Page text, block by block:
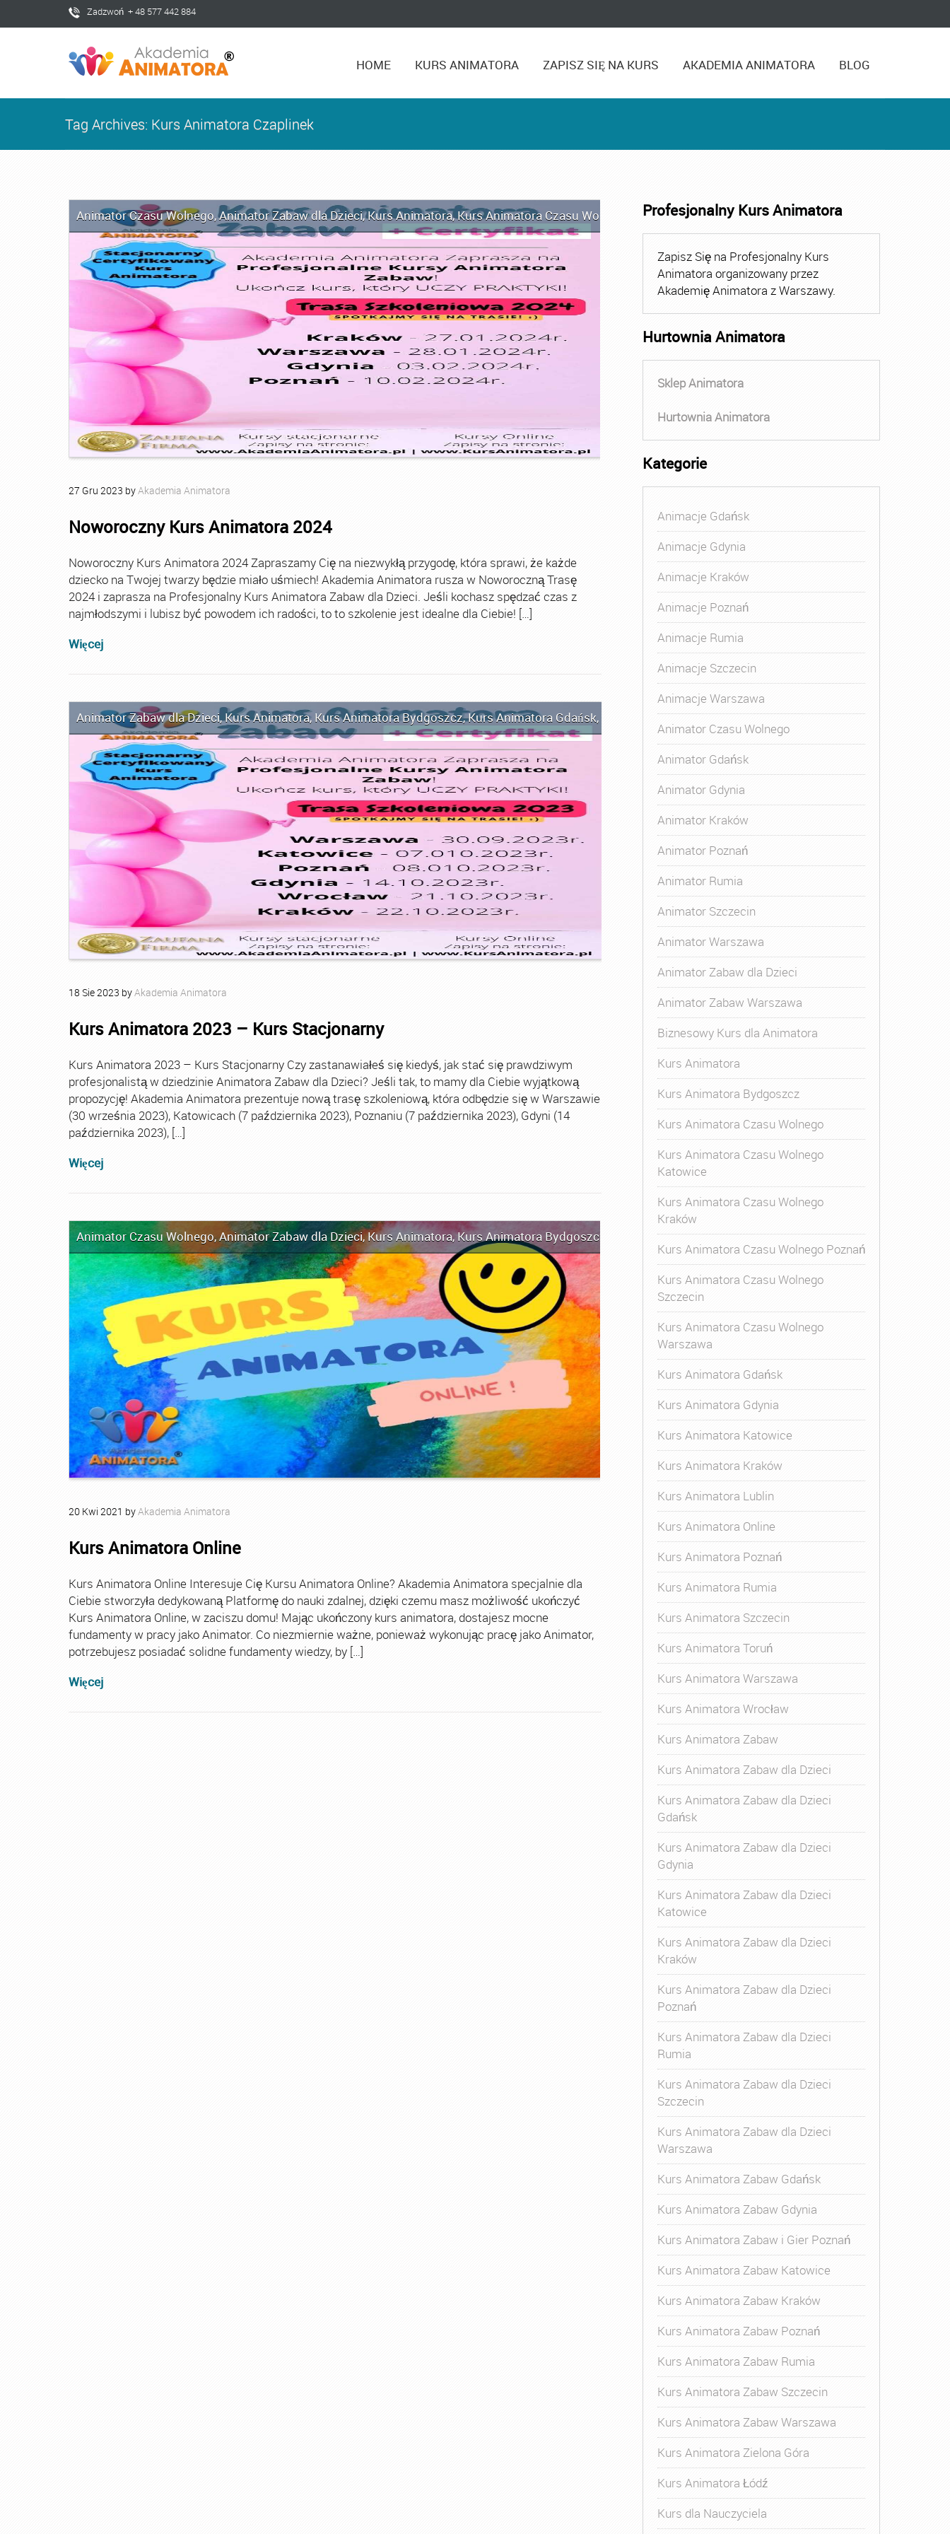
Zadzwoń + 48 577 442 884
HOME KURS ANIMATORA ZAPISZ SIĘ NA KURS AKADEMIA ANIMATORA BLOG
Tag Archives: Kurs Animatora Czaplinek
Animator Czasu Wolnego,Animator Zabaw dla Dzieci,Kurs Animatora,Kurs Animatora Czasu Wolnego Kurs Animatora Czasu Wolnego Warszawa
27 Gru 2023 byAkademia Animatora
Noworoczny Kurs Animatora 2024
Noworoczny Kurs Animatora 2024 Zapraszamy Cię na niezwykłą przygodę, która sprawi, że każde
dziecko na Twojej twarzy będzie miało uśmiech! Akademia Animatora rusza w Noworoczną Trasę
2024 i zaprasza na Profesjonalny Kurs Animatora Zabaw dla Dzieci. Jeśli kochasz spędzać czas z
najmłodszymi i lubisz być powodem ich radości, to to szkolenie jest idealne dla Ciebie! […]
Więcej
Animator Zabaw dla Dzieci,Kurs Animatora, Kurs Animatora Bydgoszcz,Kurs Animatora Gdańsk, Kurs Animatora Gdynia,Kurs Animatora Katowice
18 Sie2023 byAkademia Animatora
Kurs Animatora 2023 – Kurs Stacjonarny
Kurs Animatora 2023 – Kurs Stacjonarny Czy zastanawiałeś się kiedyś, jak stać się prawdziwym
profesjonalistą w dziedzinie Animatora Zabaw dla Dzieci? Jeśli tak, to mamy dla Ciebie wyjątkową
propozycję! Akademia Animatora prezentuje nową trasę szkoleniową, która odbędzie się w Warszawie
(30 września 2023), Katowicach (7 października 2023), Poznaniu (7 października 2023), Gdyni (14
października 2023), […]
Więcej
Animator Czasu Wolnego,Animator Zabaw dla Dzieci,Kurs Animatora,Kurs Animatora Bydgoszcz Kurs Animatora Czasu Wolnego,Kurs Animatora Czasu
20 Kwi 2021 byAkademia Animatora
Kurs Animatora Online
Kurs Animatora Online Interesuje Cię Kursu Animatora Online? Akademia Animatora specjalnie dla
Ciebie stworzyła dedykowaną Platformę do nauki zdalnej, dzięki czemu masz możliwość ukończyć
Kurs Animatora Online, w zaciszu domu! Mając ukończony kurs animatora, dostajesz mocne
fundamenty w pracy jako Animator. Co niezmiernie ważne, ponieważ wykonując pracę jako Animator,
potrzebujesz posiadać solidne fundamenty wiedzy, by […]
Więcej
Profesjonalny Kurs Animatora
Zapisz Się na Profesjonalny Kurs
Animatora organizowany przez
Akademię Animatora z Warszawy.
Hurtownia Animatora
Sklep Animatora
Hurtownia Animatora
Kategorie
Animacje Gdańsk
Animacje Gdynia
Animacje Kraków
Animacje Poznań
Animacje Rumia
Animacje Szczecin
Animacje Warszawa
Animator Czasu Wolnego
Animator Gdańsk
Animator Gdynia
Animator Kraków
Animator Poznań
Animator Rumia
Animator Szczecin
Animator Warszawa
Animator Zabaw dla Dzieci
Animator Zabaw Warszawa
Biznesowy Kurs dla Animatora
Kurs Animatora
Kurs Animatora Bydgoszcz
Kurs Animatora Czasu Wolnego
Kurs Animatora Czasu Wolnego
Katowice
Kurs Animatora Czasu Wolnego
Kraków
Kurs Animatora Czasu Wolnego Poznań
Kurs Animatora Czasu Wolnego
Szczecin
Kurs Animatora Czasu Wolnego
Warszawa
Kurs Animatora Gdańsk
Kurs Animatora Gdynia
Kurs Animatora Katowice
Kurs Animatora Kraków
Kurs Animatora Lublin
Kurs Animatora Online
Kurs Animatora Poznań
Kurs Animatora Rumia
Kurs Animatora Szczecin
Kurs Animatora Toruń
Kurs Animatora Warszawa
Kurs Animatora Wrocław
Kurs Animatora Zabaw
Kurs Animatora Zabaw dla Dzieci
Kurs Animatora Zabaw dla Dzieci
Gdańsk
Kurs Animatora Zabaw dla Dzieci
Gdynia
Kurs Animatora Zabaw dla Dzieci
Katowice
Kurs Animatora Zabaw dla Dzieci
Kraków
Kurs Animatora Zabaw dla Dzieci
Poznań
Kurs Animatora Zabaw dla Dzieci
Rumia
Kurs Animatora Zabaw dla Dzieci
Szczecin
Kurs Animatora Zabaw dla Dzieci
Warszawa
Kurs Animatora Zabaw Gdańsk
Kurs Animatora Zabaw Gdynia
Kurs Animatora Zabaw i Gier Poznań
Kurs Animatora Zabaw Katowice
Kurs Animatora Zabaw Kraków
Kurs Animatora Zabaw Poznań
Kurs Animatora Zabaw Rumia
Kurs Animatora Zabaw Szczecin
Kurs Animatora Zabaw Warszawa
Kurs Animatora Zielona Góra
Kurs Animatora Łódź
Kurs dla Nauczyciela